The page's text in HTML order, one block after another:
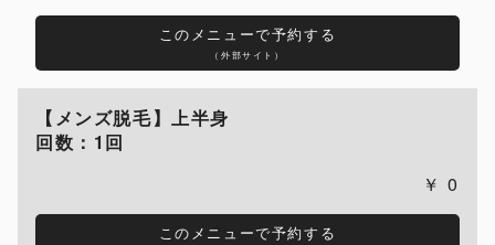
このメニューで予約する
（外部サイト）
【メンズ脱毛】上半身
回数：1回
0
このメニューで予約する